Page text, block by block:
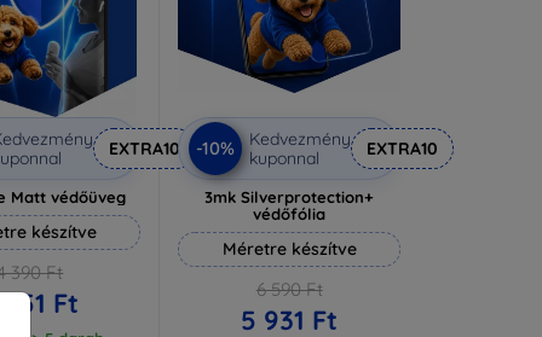
EXTRA10
Matt védőüveg
készítve
390 Ft
Ft
-10%
Kedvezmény
kuponnal
EXTRA10
3mk Silverprotection+
védőfólia
Méretre készítve
6 590 Ft
5 931 Ft